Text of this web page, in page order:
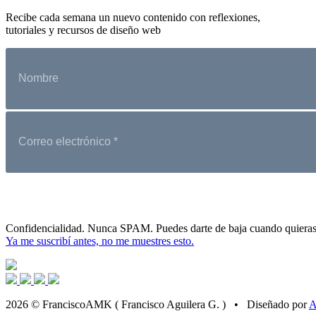
Recibe cada semana un nuevo contenido con reflexiones,
tutoriales y recursos de diseño web
Confidencialidad. Nunca SPAM. Puedes darte de baja cuando
Ya me suscribí antes, no me muestres esto.
2026 © FranciscoAMK ( Francisco Aguilera G. ) • Diseñado por